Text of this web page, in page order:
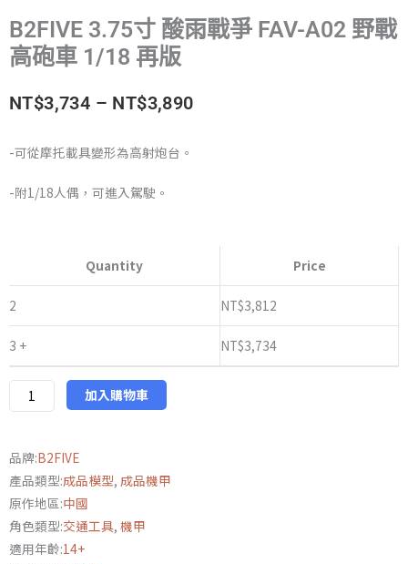
B2FIVE 3.75寸 酸雨戰爭 FAV-A02 野戰
高砲車 1/18 再版
NT$3,734 – NT$3,890價
NT$3,734
到
NT$3,890
-可從摩托載具變形為高射炮台。
-附1/18人偶，可進入駕駛。
Quantity Price
2 NT$3,812
3 + NT$3,734
酸
雨
戰
爭
FAV-
A02
戰
高
砲
車
1/18
加入購物車
品牌:B2FIVE
產品類型:成品模型, 成品機甲
原作地區:中國
角色類型:交通工具, 機甲
適用年齡:14+